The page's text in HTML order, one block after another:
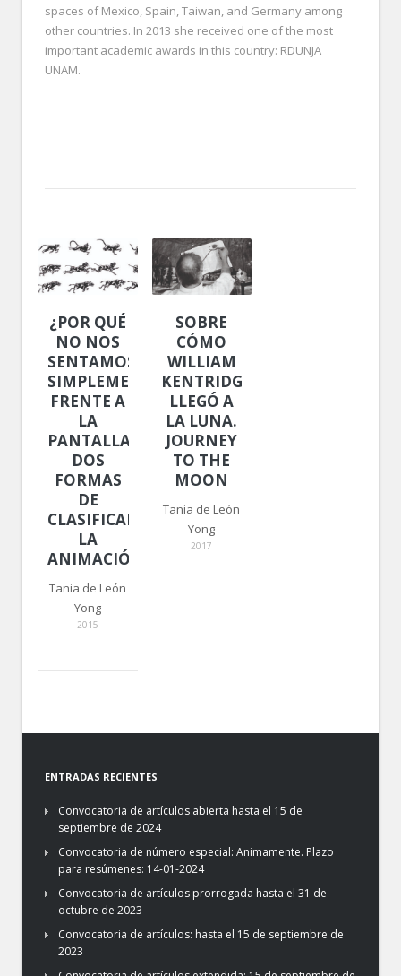
spaces of Mexico, Spain, Taiwan, and Germany among
other countries. In 2013 she received one of the most
important academic awards in this country: RDUNJA
UNAM.
¿POR QUÉ
NO NOS
SENTAMOS
SIMPLEMENTE
FRENTE A
LA
PANTALLA?
DOS
FORMAS
DE
CLASIFICAR
LA
ANIMACIÓN
Tania de León
Yong
2015
SOBRE
CÓMO
WILLIAM
KENTRIDGE
LLEGÓ A
LA LUNA.
JOURNEY
TO THE
MOON
Tania de León
Yong
2017
ENTRADAS RECIENTES
Convocatoria de artículos abierta hasta el 15 de
septiembre de 2024
Convocatoria de número especial: Animamente. Plazo
para resúmenes: 14-01-2024
Convocatoria de artículos prorrogada hasta el 31 de
octubre de 2023
Convocatoria de artículos: hasta el 15 de septiembre de
2023